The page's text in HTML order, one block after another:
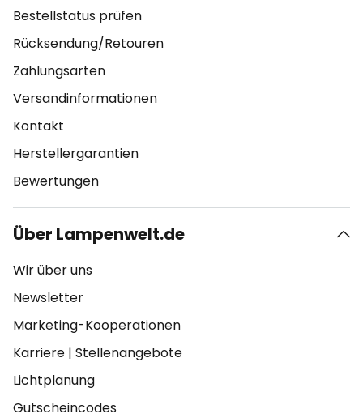
Bestellstatus prüfen
Rücksendung/Retouren
Zahlungsarten
Versandinformationen
Kontakt
Herstellergarantien
Bewertungen
Über Lampenwelt.de
Wir über uns
Newsletter
Marketing-Kooperationen
Karriere | Stellenangebote
Lichtplanung
Gutscheincodes